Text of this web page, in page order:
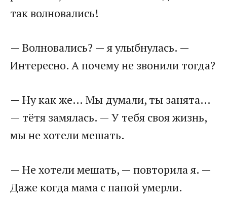
так волновались!
— Волновались? — я улыбнулась. —
Интересно. А почему не звонили тогда?
— Ну как же… Мы думали, ты занята…
— тётя замялась. — У тебя своя жизнь,
мы не хотели мешать.
— Не хотели мешать, — повторила я. —
Даже когда мама с папой умерли.